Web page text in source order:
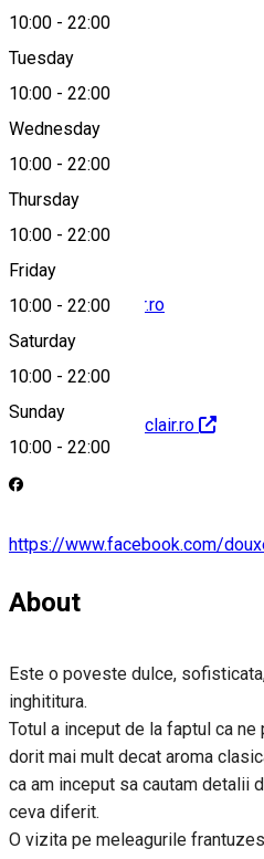
10:00 - 22:00
Tuesday
10:00 - 22:00
Wednesday
10:00 - 22:00
Thursday
10:00 - 22:00
Friday
10:00 - 22:00
Saturday
10:00 - 22:00
Sunday
10:00 - 22:00
Map
office@douxeclair.ro
http://www.douxeclair.ro
https://www.facebook.com/
About
Este o poveste dulce,
inghititura.
Totul a inceput de la faptul ca
dorit mai mult decat aroma
ca am inceput sa cautam detalii
ceva diferit.
O vizita pe meleagurile